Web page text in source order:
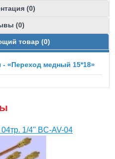
(0)
(0)
товар (0)
«Переход медный 15*18»
1/4" BC-AV-04